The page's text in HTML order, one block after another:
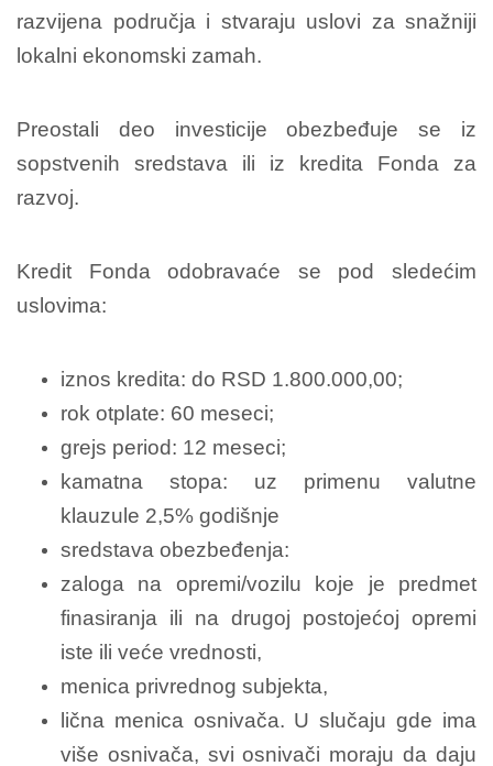
razvijena područja i stvaraju uslovi za snažniji
lokalni ekonomski zamah.
Preostali deo investicije obezbeđuje se iz
sopstvenih sredstava ili iz kredita Fonda za
razvoj.
Kredit Fonda odobravaće se pod sledećim
uslovima:
iznos kredita: do RSD 1.800.000,00;
rok otplate: 60 meseci;
grejs period: 12 meseci;
kamatna stopa: uz primenu valutne
klauzule 2,5% godišnje
sredstava obezbeđenja:
zaloga na opremi/vozilu koje je predmet
finasiranja ili na drugoj postojećoj opremi
iste ili veće vrednosti,
menica privrednog subjekta,
lična menica osnivača. U slučaju gde ima
više osnivača, svi osnivači moraju da daju